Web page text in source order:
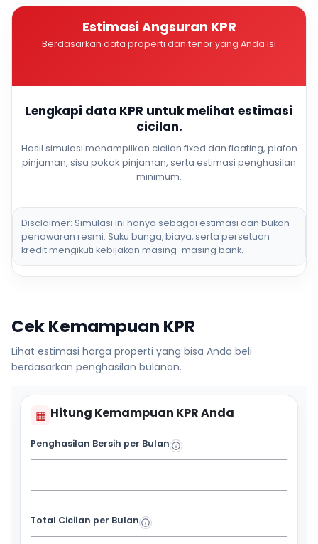
Estimasi Angsuran KPR
Berdasarkan data properti dan tenor yang Anda isi
Lengkapi data KPR untuk melihat estimasi
cicilan.
Hasil simulasi menampilkan cicilan fixed dan floating, plafon
pinjaman, sisa pokok pinjaman, serta estimasi penghasilan
minimum.
Disclaimer: Simulasi ini hanya sebagai estimasi dan bukan
penawaran resmi. Suku bunga, biaya, serta persetuan
kredit mengikuti kebijakan masing-masing bank.
Cek Kemampuan KPR
Lihat estimasi harga properti yang bisa Anda beli
berdasarkan penghasilan bulanan.
▦ Hitung Kemampuan KPR Anda
Penghasilan Bersih per Bulan
Total Cicilan per Bulan